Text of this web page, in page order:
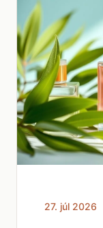
27. júl 2026